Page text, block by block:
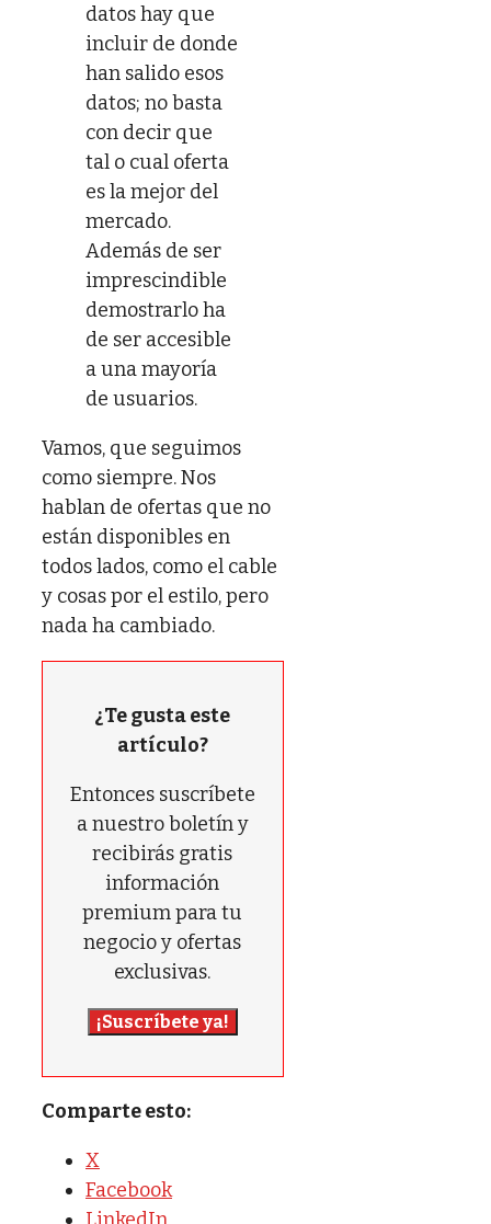
datos hay que
incluir de donde
han salido esos
datos; no basta
con decir que
tal o cual oferta
es la mejor del
mercado.
Además de ser
imprescindible
demostrarlo ha
de ser accesible
a una mayoría
de usuarios.
Vamos, que seguimos
como siempre. Nos
hablan de ofertas que no
están disponibles en
todos lados, como el cable
y cosas por el estilo, pero
nada ha cambiado.
¿Te gusta este
artículo?
Entonces suscríbete
a nuestro boletín y
recibirás gratis
información
premium para tu
negocio y ofertas
exclusivas.
¡Suscríbete ya!
Comparte esto:
X
Facebook